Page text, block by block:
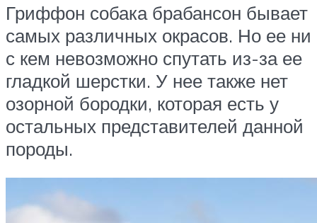
Гриффон собака брабансон бывает
самых различных окрасов. Но ее ни
с кем невозможно спутать из-за ее
гладкой шерстки. У нее также нет
озорной бородки, которая есть у
остальных представителей данной
породы.